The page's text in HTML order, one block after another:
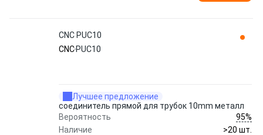
CNC PUC10
CNC PUC10
Лучшее предложение
соединитель прямой для трубок 10mm металл
Вероятность
95%
Наличие
>20 шт.